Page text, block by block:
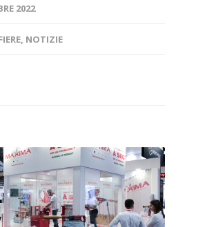
2022
, NOTIZIE